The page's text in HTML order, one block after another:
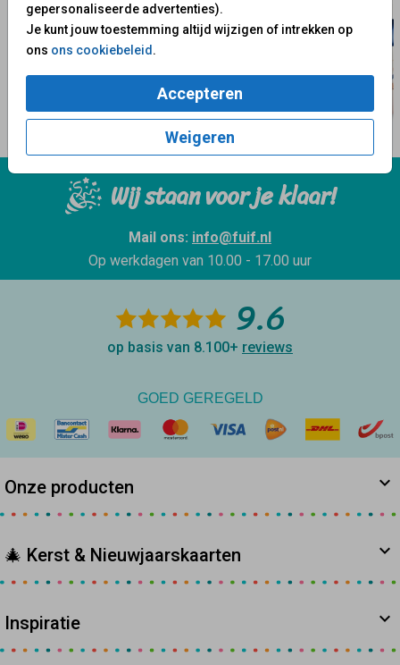
gepersonaliseerde advertenties).
Je kunt jouw toestemming altijd wijzigen of intrekken op
ons ons cookiebeleid.
Accepteren
Weigeren
Wij staan voor je klaar!
Mail ons: info@fuif.nl
Op werkdagen van 10.00 - 17.00 uur
9.6
op basis van 8.100+ reviews
GOED GEREGELD
Onze producten
🎄 Kerst & Nieuwjaarskaarten
Inspiratie